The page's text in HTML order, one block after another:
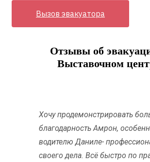
Вызов эвакуатора
Отзывы об
Выставочном
Хочу продемонстрировать
благодарность Амрон,
водителю Даниле-
своего дела. Всё быстро по